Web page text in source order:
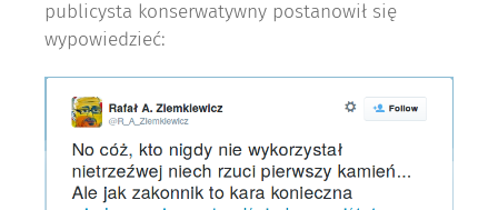
publicysta konserwatywny postanowił się
wypowiedzieć: